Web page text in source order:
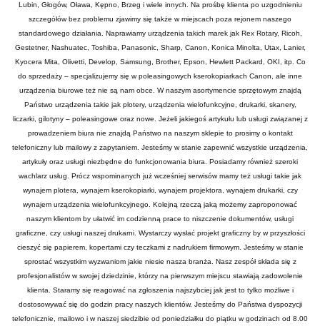
Lubin, Głogów, Oława, Kępno, Brzeg i wiele innych. Na prośbę klienta po uzgodnieniu
szczegółów bez problemu zjawimy się także w miejscach poza rejonem naszego
standardowego działania. Naprawiamy urządzenia takich marek jak Rex Rotary, Ricoh,
Gestetner, Nashuatec, Toshiba, Panasonic, Sharp, Canon, Konica Minolta, Utax, Lanier,
Kyocera Mita, Olivetti, Develop, Samsung, Brother, Epson, Hewlett Packard, OKI, itp. Co
do sprzedaży – specjalizujemy się w poleasingowych kserokopiarkach Canon, ale inne
urządzenia biurowe też nie są nam obce. W naszym asortymencie sprzętowym znajdą
Państwo urządzenia takie jak plotery, urządzenia wielofunkcyjne, drukarki, skanery,
liczarki, gilotyny – poleasingowe oraz nowe. Jeżeli jakiegoś artykułu lub usługi związanej z
prowadzeniem biura nie znajdą Państwo na naszym sklepie to prosimy o kontakt
telefoniczny lub mailowy z zapytaniem. Jesteśmy w stanie zapewnić wszystkie urządzenia,
artykuły oraz usługi niezbędne do funkcjonowania biura. Posiadamy również szeroki
wachlarz usług. Prócz wspominanych już wcześniej serwisów mamy też usługi takie jak
wynajem plotera, wynajem kserokopiarki, wynajem projektora, wynajem drukarki, czy
wynajem urządzenia wielofunkcyjnego. Kolejną rzeczą jaką możemy zaproponować
naszym klientom by ułatwić im codzienną prace to niszczenie dokumentów, usługi
graficzne, czy usługi naszej drukarni. Wystarczy wysłać projekt graficzny by w przyszłości
cieszyć się papierem, kopertami czy teczkami z nadrukiem firmowym. Jesteśmy w stanie
sprostać wszystkim wyzwaniom jakie niesie nasza branża. Nasz zespół składa się z
profesjonalistów w swojej dziedzinie, którzy na pierwszym miejscu stawiają zadowolenie
klienta. Staramy się reagować na zgłoszenia najszybciej jak jest to tylko możliwe i
dostosowywać się do godzin pracy naszych klientów. Jesteśmy do Państwa dyspozycji
telefonicznie, mailowo i w naszej siedzibie od poniedziałku do piątku w godzinach od 8.00